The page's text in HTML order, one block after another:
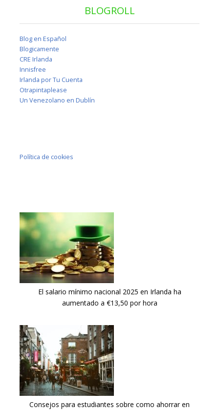
BLOGROLL
Blog en Español
Blogicamente
CRE Irlanda
Innisfree
Irlanda por Tu Cuenta
Otrapintaplease
Un Venezolano en Dublín
Política de cookies
El salario mínimo nacional 2025 en Irlanda ha
aumentado a €13,50 por hora
Consejos para estudiantes sobre como ahorrar en